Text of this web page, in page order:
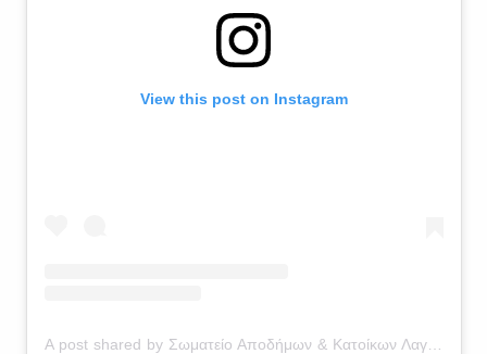
View this post on Instagram
A post shared by Σωματείο Αποδήμων & Κατοίκων Λαγουδερών (@lagouderaa)